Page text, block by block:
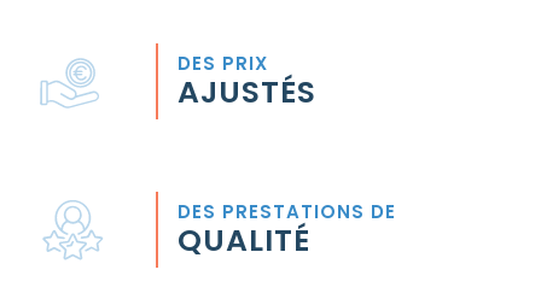
DES PRIX
AJUSTÉS
DES PRESTATIONS DE
QUALITÉ